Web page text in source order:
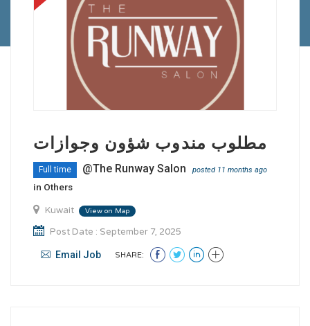
مطلوب مندوب شؤون وجوازات
Full time @The Runway Salon posted 11 months ago
in Others
Kuwait View on Map
Post Date : September 7, 2025
Email Job SHARE: